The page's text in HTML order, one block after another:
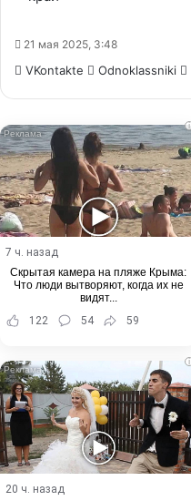
21 мая 2025, 3:48
VKontakte Odnoklassniki
i
7 ч. назад
Скрытая камера на пляже Крыма:
Что люди вытворяют, когда их не
видят...
122
54 59
i
20 ч. назад